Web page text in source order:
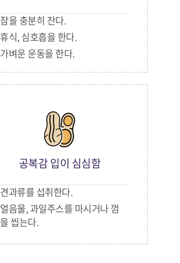
잠을 충분히 잔다.
휴식, 심호흡을 한다.
가벼운 운동을 한다.
공복감 입이 심심함
견과류를 섭취한다.
얼음물, 과일주스를 마시거나 껌
을 씹는다.